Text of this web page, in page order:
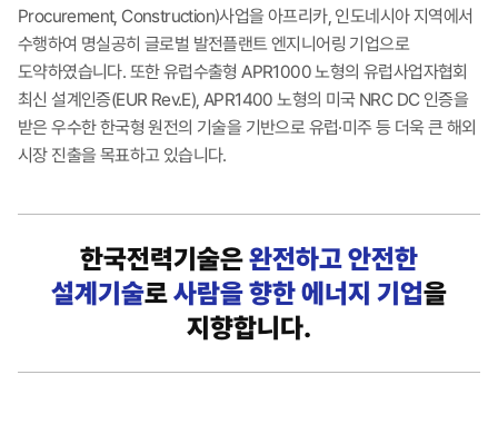
Procurement, Construction)사업을 아프리카, 인도네시아 지역에서
수행하여 명실공히 글로벌 발전플랜트 엔지니어링 기업으로
도약하였습니다. 또한 유럽수출형 APR1000 노형의 유럽사업자협회
최신 설계인증(EUR Rev.E), APR1400 노형의 미국 NRC DC 인증을
받은 우수한 한국형 원전의 기술을 기반으로 유럽·미주 등 더욱 큰 해외
시장 진출을 목표하고 있습니다.
한국전력기술은완전하고 안전한
설계기술로사람을 향한 에너지 기업을
지향합니다.